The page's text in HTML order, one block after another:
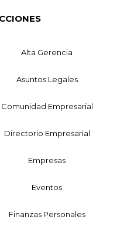
Alta Gerencia
Asuntos Legales
Comunidad Empresarial
Directorio Empresarial
Empresas
Eventos
Finanzas Personales